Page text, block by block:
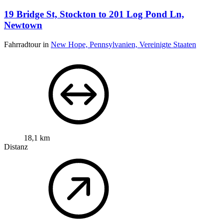
19 Bridge St, Stockton to 201 Log Pond Ln,
Newtown
Fahrradtour in New Hope, Pennsylvanien, Vereinigte Staaten
18,1 km
Distanz